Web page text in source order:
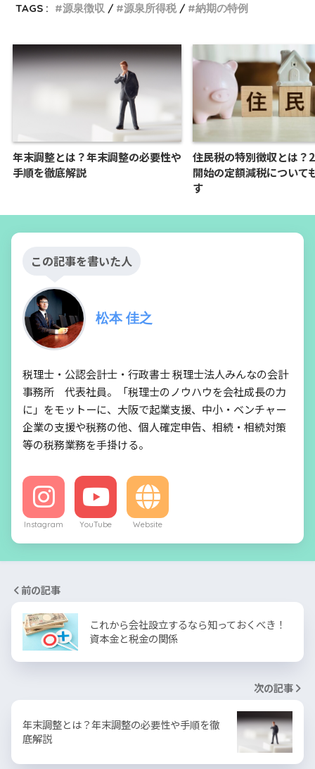
TAGS :
源泉徴収 源泉所得税 納期の特例
年末調整とは？年末調整の必要性や
手順を徹底解説
住民税の特別徴収とは？
開始の定額減税について
す
この記事を書いた人
松本 佳之
税理士・公認会計士・行政書士 税理士法人みんなの会計
事務所 代表社員。「税理士のノウハウを会社成長の力
に」をモットーに、大阪で起業支援、中小・ベンチャー
企業の支援や税務の他、個人確定申告、相続・相続対策
等の税務業務を手掛ける。
Instagram YouTube Website
前の記事
これから会社設立するなら知っておくべき！
資本金と税金の関係
次の記事
年末調整とは？年末調整の必要性や手順を徹
底解説